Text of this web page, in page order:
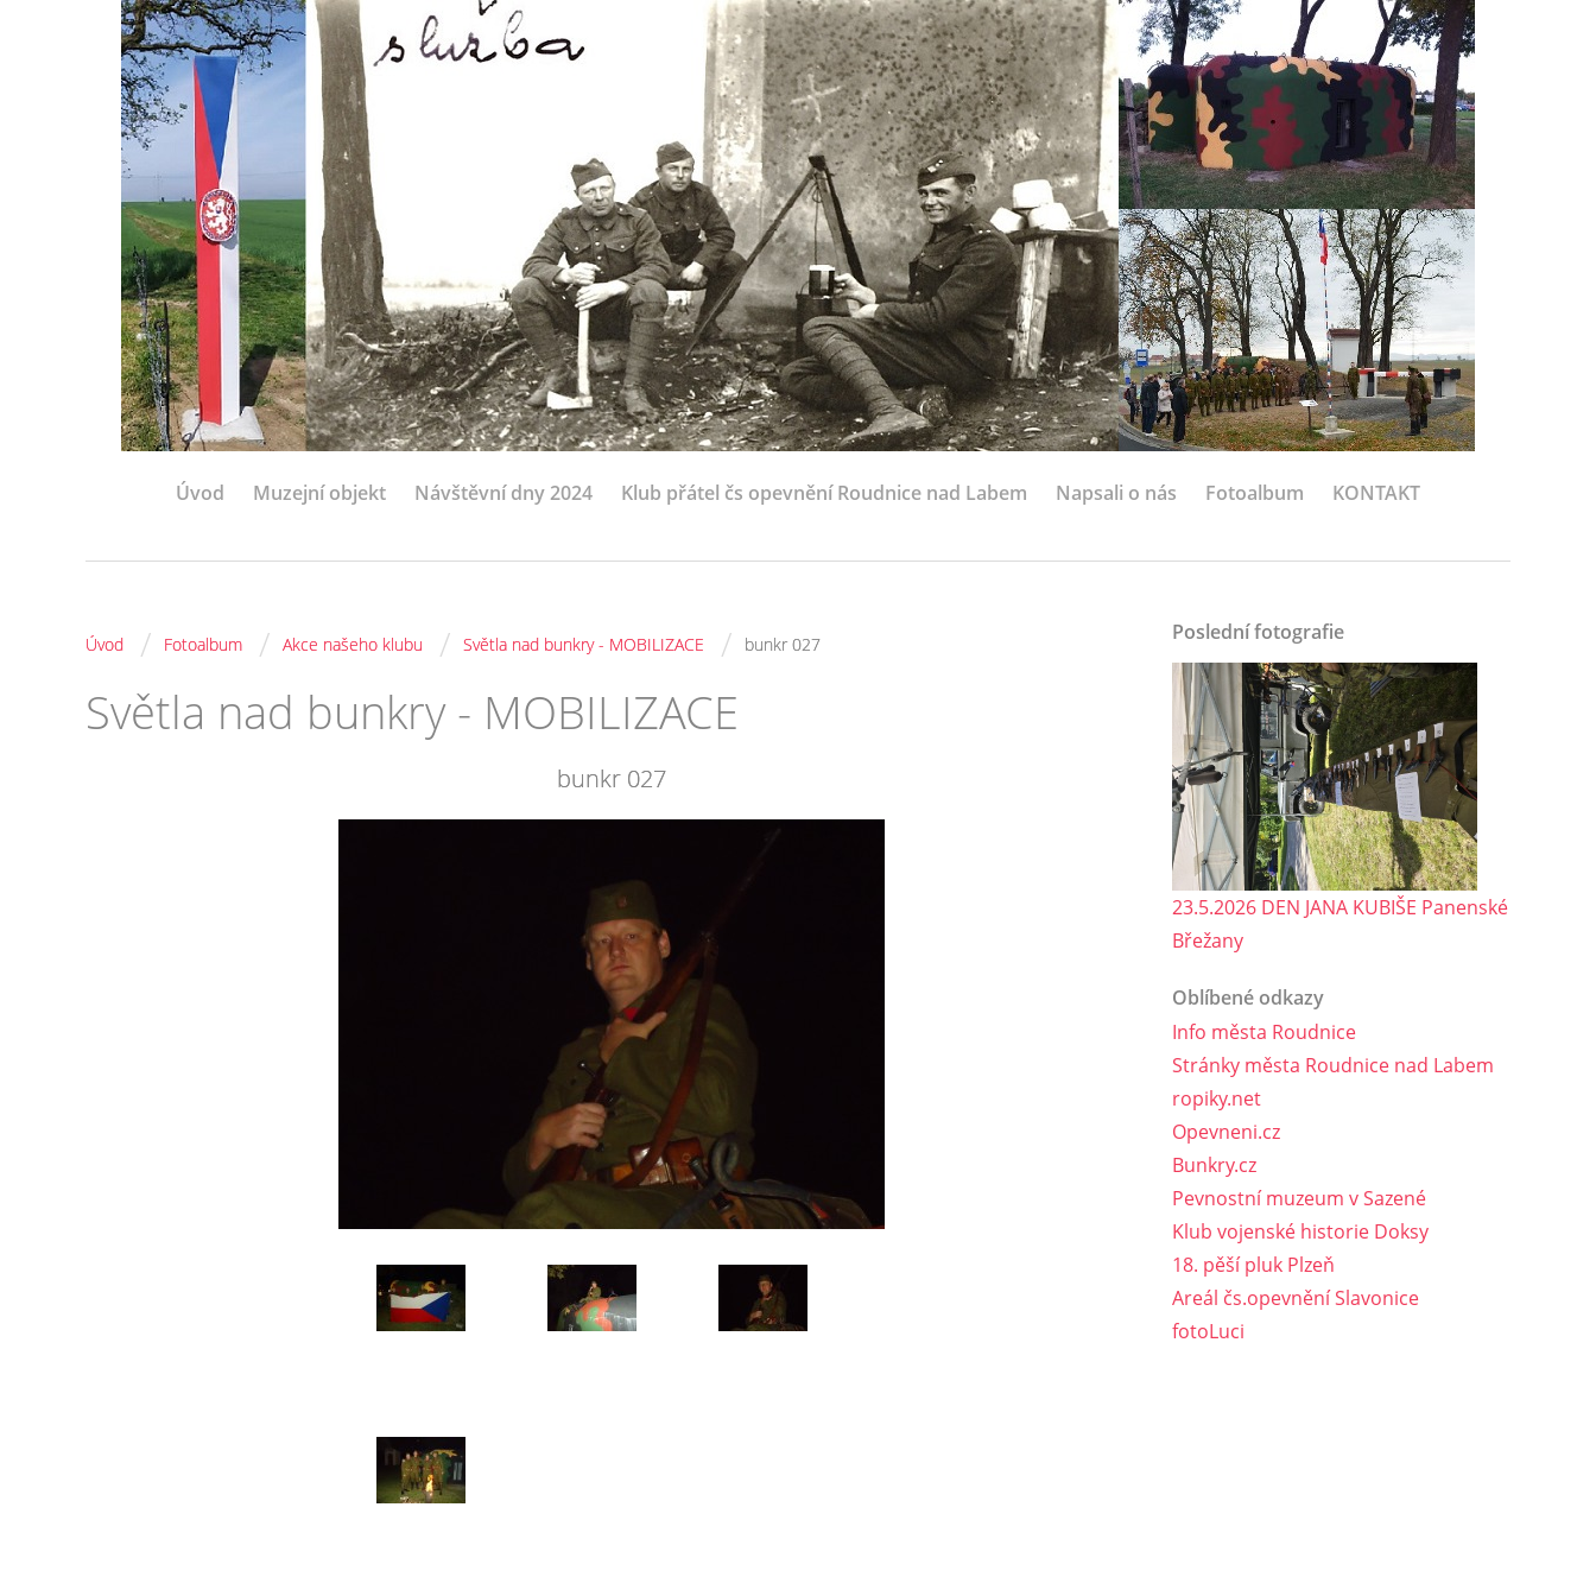
Úvod Muzejní objekt Návštěvní dny 2024 Klub přátel čs opevnění Roudnice nad Labem Napsali o nás Fotoalbum KONTAKT
Úvod / Fotoalbum / Akce našeho klubu / Světla nad bunkry - MOBILIZACE / bunkr 027
Světla nad bunkry - MOBILIZACE
bunkr 027
Poslední fotografie
23.5.2026 DEN JANA KUBIŠE Panenské
Břežany
Oblíbené odkazy
Info města Roudnice
Stránky města Roudnice nad Labem
ropiky.net
Opevneni.cz
Bunkry.cz
Pevnostní muzeum v Sazené
Klub vojenské historie Doksy
18. pěší pluk Plzeň
Areál čs.opevnění Slavonice
fotoLuci